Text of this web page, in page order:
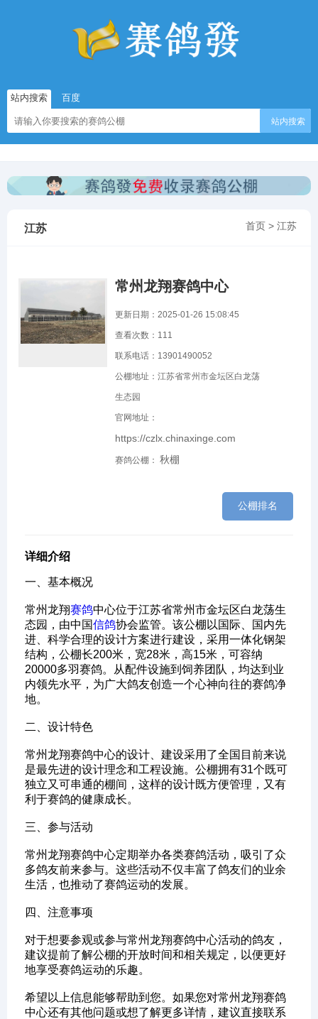
站内搜索 百度
站内搜索
首页 > 江苏
江苏
常州龙翔赛鸽中心
更新日期：2025-01-26 15:08:45
查看次数： 111
联系电话：13901490052
公棚地址：江苏省常州市金坛区白龙荡
生态园
官网地址：
https://czlx.chinaxinge.com
赛鸽公棚： 秋棚
公棚排名
详细介绍
一、基本概况‌
常州龙翔赛鸽中心位于江苏省常州市金坛区白龙荡生
态园，由中国信鸽协会监管。该公棚以国际、国内先
进、科学合理的设计方案进行建设，采用一体化钢架
结构，公棚长200米，宽28米，高15米，可容纳
20000多羽赛鸽。从配件设施到饲养团队，均达到业
内领先水平，为广大鸽友创造一个心神向往的赛鸽净
地。
‌二、设计特色‌
常州龙翔赛鸽中心的设计、建设采用了全国目前来说
是最先进的设计理念和工程设施。公棚拥有31个既可
独立又可串通的棚间，这样的设计既方便管理，又有
利于赛鸽的健康成长。
‌三、参与活动‌
常州龙翔赛鸽中心定期举办各类赛鸽活动，吸引了众
多鸽友前来参与。这些活动不仅丰富了鸽友们的业余
生活，也推动了赛鸽运动的发展。
‌四、注意事项‌
对于想要参观或参与常州龙翔赛鸽中心活动的鸽友，
建议提前了解公棚的开放时间和相关规定，以便更好
地享受赛鸽运动的乐趣。
希望以上信息能够帮助到您。如果您对常州龙翔赛鸽
中心还有其他问题或想了解更多详情，建议直接联系